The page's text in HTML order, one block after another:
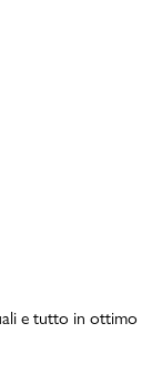
e tutto in ottimo